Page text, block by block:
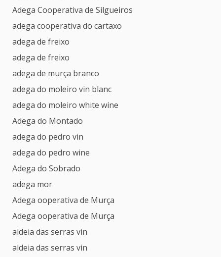
Adega Cooperativa de Silgueiros
adega cooperativa do cartaxo
adega de freixo
adega de freixo
adega de murça branco
adega do moleiro vin blanc
adega do moleiro white wine
Adega do Montado
adega do pedro vin
adega do pedro wine
Adega do Sobrado
adega mor
Adega ooperativa de Murça
Adega ooperativa de Murça
aldeia das serras vin
aldeia das serras vin